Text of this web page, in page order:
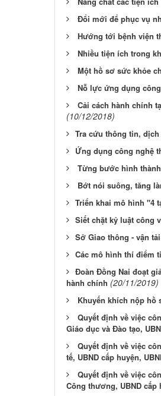
Đổi mới để phục vụ
Hướng tới bệnh viện
Nhiều tiện ích trong
Một hồ sơ sức khỏe
Nỗ lực ứng dụng
Cải cách hành chính
(10/12/2018)
​Tra cứu thông tin,
​Ứng dụng công nghệ
Từng bước hình
Bớt nói suông, tăng
​Triển khai mô hình "4
​Siết chặt kỷ luật công
​Sở Giao thông - vận
​Các mô hình thí điểm
​Đoàn Đồng Nai đoạt
hành chính (20/11/2019)
Khuyến khích nộp hồ
Quyết định về việc
Giáo dục và Đào tạo,
Quyết định về việc
tế, UBND cấp huyện,
Quyết định về việc
Công thương, UBND cấp